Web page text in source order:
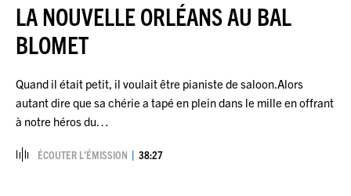
LA NOUVELLE ORLÉANS AU BAL
BLOMET
Quand il était petit, il voulait être pianiste de saloon.Alors
autant dire que sa chérie a tapé en plein dans le mille en offrant
à notre héros du…
ÉCOUTER L’ÉMISSION 38:27